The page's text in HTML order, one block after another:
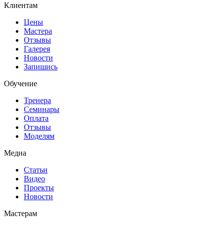
Клиентам
Цены
Мастера
Отзывы
Галерея
Новости
Запишись
Обучение
Тренера
Семинары
Оплата
Отзывы
Моделям
Медиа
Статьи
Видео
Проекты
Новости
Мастерам